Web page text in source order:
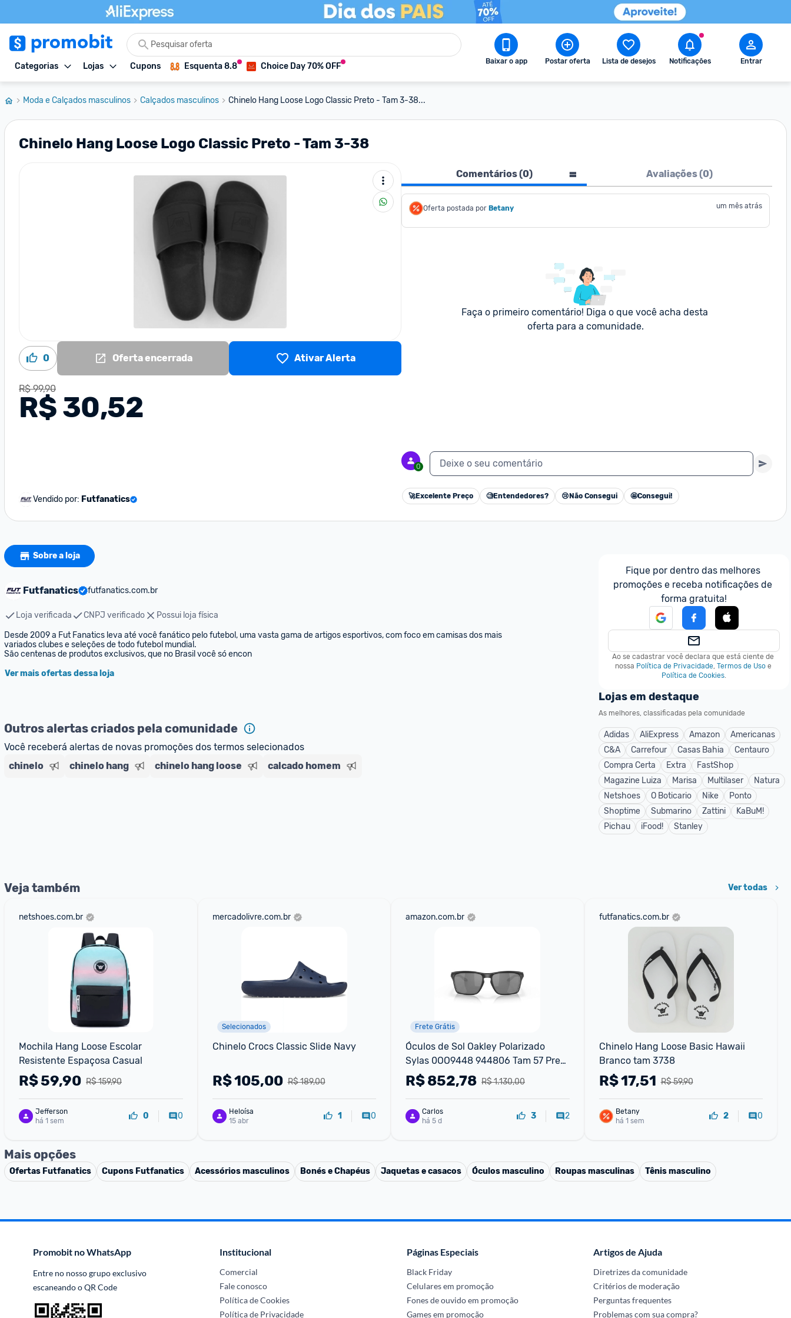
Categorias Lojas Cupons Esquenta 8.8 Choice Day 70% OFF Baixar o app Postar oferta Lista de desejos Notificações Entrar
Moda e Calçados masculinos Calçados masculinos Chinelo Hang Loose Logo Classic Preto - Tam 3-38...
Chinelo Hang Loose Logo Classic Preto - Tam 3-38
0 Oferta encerrada Ativar Alerta
R$ 99,90
R$ 30,52
Vendido por: Futfanatics
Comentários (0) Avaliações (0)
Oferta postada por Betany um mês atrás
Faça o primeiro comentário! Diga o que você acha desta
oferta para a comunidade.
0 Deixe o seu comentário
🚀Excelente Preço 🧐Entendedores? 😢 Não Consegui 🤩Consegui!
Sobre a loja
Futfanatics futfanatics.com.br
Loja verificada CNPJ verificado
Possui loja física
Desde 2009 a Fut Fanatics leva até você fanático pelo futebol, uma vasta gama de artigos esportivos, com foco em camisas dos mais
variados clubes e seleções de todo futebol mundial.
São centenas de produtos exclusivos, que no Brasil você só encon
Ver mais ofertas dessa loja
Outros alertas criados pela comunidade
Você receberá alertas de novas promoções dos termos selecionados
chinelo
chinelo hang chinelo hang loose calcado homem
Fique por dentro das melhores
promoções e receba notificações de
forma gratuita!
Ao se cadastrar você declara que está ciente de
nossa Política de Privacidade, Termos de Uso e
Política de Cookies.
Lojas em destaque
As melhores, classificadas pela comunidade
Adidas AliExpress Amazon
Americanas
C&A
Carrefour Casas Bahia
Centauro
Compra Certa
Extra
FastShop
Magazine Luiza
Marisa Multilaser
Natura
Netshoes
O Boticario Nike
Ponto
Shoptime
Submarino Zattini
KaBuM!
Pichau
iFood! Stanley
Veja também Ver todas
netshoes.com.br
Mochila Hang Loose Escolar
Resistente Espaçosa Casual
R$ 159,90
R$59,90
Jefferson
há 1 sem
0 0
mercadolivre.com.br
Selecionados
Chinelo Crocs Classic Slide Navy
R$ 189,00
R$105,00
Heloísa
15 abr
1 0
amazon.com.br
Frete Grátis
Óculos de Sol Oakley Polarizado
Sylas 0OO9448 944806 Tam 57 Preto
Fosco - Lentes Prizm Black Polar
R$ 1.130,00
R$852,78
Carlos
há 5 d
3 2
futfanatics.com.br
Chinelo Hang Loose Basic Hawaii
Branco tam 3738
R$ 59,90
R$17,51
Betany
há 1 sem
2 0
Mais opções
Ofertas Futfanatics Cupons Futfanatics Acessórios masculinos Bonés e Chapéus Jaquetas e casacos Óculos masculino Roupas masculinas Tênis masculino
Promobit no WhatsApp
Entre no nosso grupo exclusivo
escaneando o QR Code
Institucional
Comercial
Fale conosco
Política de Cookies
Política de Privacidade
Páginas Especiais
Black Friday
Celulares em promoção
Fones de ouvido em promoção
Games em promoção
Artigos de Ajuda
Diretrizes da comunidade
Critérios de moderação
Perguntas frequentes
Problemas com sua compra?